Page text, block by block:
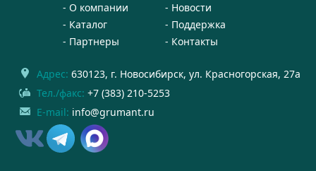
О компании
Новости
Каталог
Поддержка
Партнеры
Контакты
Адрес: 630123, г. Новосибирск, ул. Красногорская, 27а
Тел./факс: +7 (383) 210-5253
E-mail: info@grumant.ru